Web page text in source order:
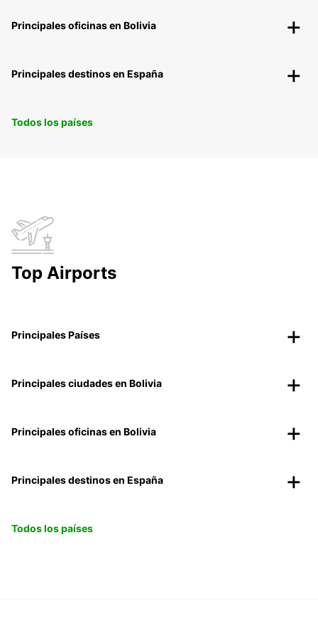
Principales oficinas en Bolivia
Principales destinos en España
Todos los países
Top Airports
Principales Países
Principales ciudades en Bolivia
Principales oficinas en Bolivia
Principales destinos en España
Todos los países